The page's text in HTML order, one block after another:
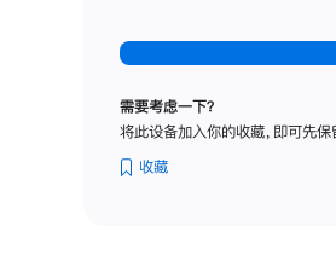
-
纳
理
需要考虑一下？
将此设备加入你的收藏，即可先保
收藏